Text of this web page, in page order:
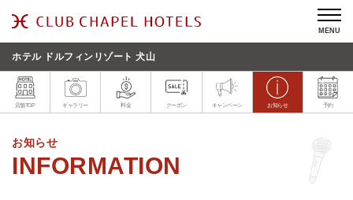
MENU
ホテル ドルフィンリゾート 犬山
店舗TOP ギャラリー 料金 クーポン キャンペーン お知らせ 予約
お知らせ